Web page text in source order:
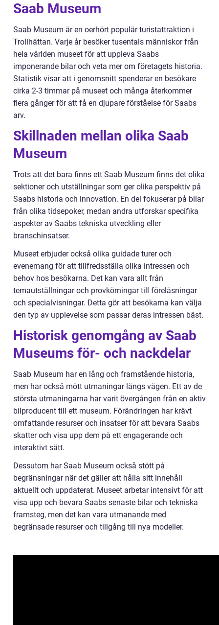
Saab Museum
Saab Museum är en oerhört populär turistattraktion i
Trollhättan. Varje år besöker tusentals människor från
hela världen museet för att uppleva Saabs
imponerande bilar och veta mer om företagets historia.
Statistik visar att i genomsnitt spenderar en besökare
cirka 2-3 timmar på museet och många återkommer
flera gånger för att få en djupare förståelse för Saabs
arv.
Skillnaden mellan olika Saab
Museum
Trots att det bara finns ett Saab Museum finns det olika
sektioner och utställningar som ger olika perspektiv på
Saabs historia och innovation. En del fokuserar på bilar
från olika tidsepoker, medan andra utforskar specifika
aspekter av Saabs tekniska utveckling eller
branschinsatser.
Museet erbjuder också olika guidade turer och
evenemang för att tillfredsställa olika intressen och
behov hos besökarna. Det kan vara allt från
temautställningar och provkörningar till föreläsningar
och specialvisningar. Detta gör att besökarna kan välja
den typ av upplevelse som passar deras intressen bäst.
Historisk genomgång av Saab
Museums för- och nackdelar
Saab Museum har en lång och framstående historia,
men har också mött utmaningar längs vägen. Ett av de
största utmaningarna har varit övergången från en aktiv
bilproducent till ett museum. Förändringen har krävt
omfattande resurser och insatser för att bevara Saabs
skatter och visa upp dem på ett engagerande och
interaktivt sätt.
Dessutom har Saab Museum också stött på
begränsningar när det gäller att hålla sitt innehåll
aktuellt och uppdaterat. Museet arbetar intensivt för att
visa upp och bevara Saabs senaste bilar och tekniska
framsteg, men det kan vara utmanande med
begränsade resurser och tillgång till nya modeller.